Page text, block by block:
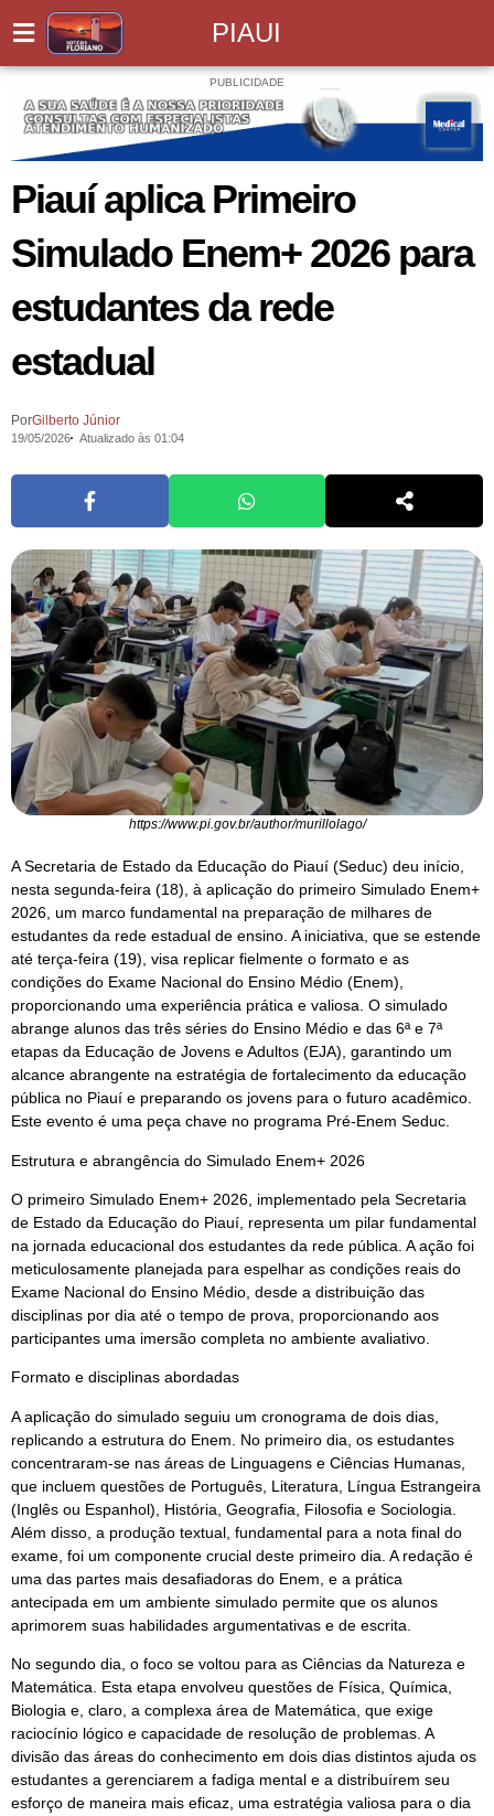
PIAUI
PUBLICIDADE
Piauí aplica Primeiro
Simulado Enem+ 2026 para
estudantes da rede
estadual
PorGilberto Júnior
19/05/2026 Atualizado às 01:04
https://www.pi.gov.br/author/murillolago/
A Secretaria de Estado da Educação do Piauí (Seduc) deu início,
nesta segunda-feira (18), à aplicação do primeiro Simulado Enem+
2026, um marco fundamental na preparação de milhares de
estudantes da rede estadual de ensino. A iniciativa, que se estende
até terça-feira (19), visa replicar fielmente o formato e as
condições do Exame Nacional do Ensino Médio (Enem),
proporcionando uma experiência prática e valiosa. O simulado
abrange alunos das três séries do Ensino Médio e das 6ª e 7ª
etapas da Educação de Jovens e Adultos (EJA), garantindo um
alcance abrangente na estratégia de fortalecimento da educação
pública no Piauí e preparando os jovens para o futuro acadêmico.
Este evento é uma peça chave no programa Pré-Enem Seduc.
Estrutura e abrangência do Simulado Enem+ 2026
O primeiro Simulado Enem+ 2026, implementado pela Secretaria
de Estado da Educação do Piauí, representa um pilar fundamental
na jornada educacional dos estudantes da rede pública. A ação foi
meticulosamente planejada para espelhar as condições reais do
Exame Nacional do Ensino Médio, desde a distribuição das
disciplinas por dia até o tempo de prova, proporcionando aos
participantes uma imersão completa no ambiente avaliativo.
Formato e disciplinas abordadas
A aplicação do simulado seguiu um cronograma de dois dias,
replicando a estrutura do Enem. No primeiro dia, os estudantes
concentraram-se nas áreas de Linguagens e Ciências Humanas,
que incluem questões de Português, Literatura, Língua Estrangeira
(Inglês ou Espanhol), História, Geografia, Filosofia e Sociologia.
Além disso, a produção textual, fundamental para a nota final do
exame, foi um componente crucial deste primeiro dia. A redação é
uma das partes mais desafiadoras do Enem, e a prática
antecipada em um ambiente simulado permite que os alunos
aprimorem suas habilidades argumentativas e de escrita.
No segundo dia, o foco se voltou para as Ciências da Natureza e
Matemática. Esta etapa envolveu questões de Física, Química,
Biologia e, claro, a complexa área de Matemática, que exige
raciocínio lógico e capacidade de resolução de problemas. A
divisão das áreas do conhecimento em dois dias distintos ajuda os
estudantes a gerenciarem a fadiga mental e a distribuírem seu
esforço de maneira mais eficaz, uma estratégia valiosa para o dia